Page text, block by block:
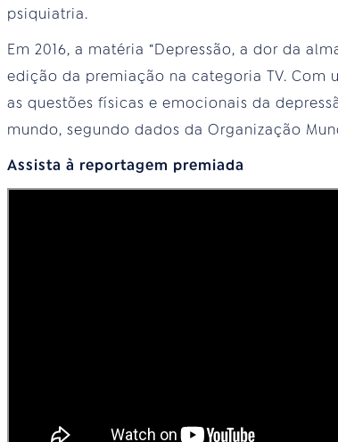
psiquiatria.
Em 2016, a matéria “Depressão, a dor da
edição da premiação na categoria TV. Com
as questões físicas e emocionais da
mundo, segundo dados da Organização
Assista à reportagem premiada